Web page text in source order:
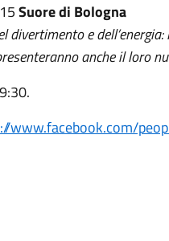
Suore di Bologna
divertimento e
anche il loro
www.facebook.com/